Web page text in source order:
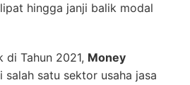
hingga janji balik modal
di Tahun 2021, Money
salah satu sektor usaha jasa